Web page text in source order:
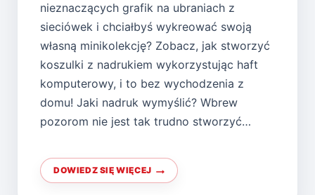
nieznaczących grafik na ubraniach z
sieciówek i chciałbyś wykreować swoją
własną minikolekcję? Zobacz, jak stworzyć
koszulki z nadrukiem wykorzystując haft
komputerowy, i to bez wychodzenia z
domu! Jaki nadruk wymyślić? Wbrew
pozorom nie jest tak trudno stworzyć…
DOWIEDZ SIĘ WIĘCEJ
JAK
STWORZYĆ